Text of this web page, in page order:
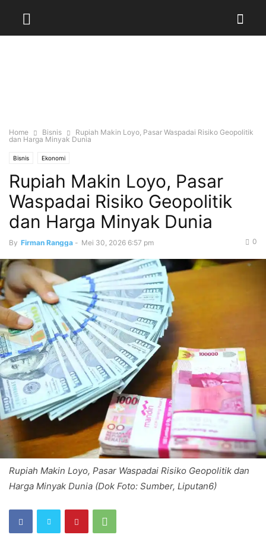
Home Bisnis
Rupiah Makin Loyo, Pasar Waspadai Risiko Geopolitik
dan Harga Minyak Dunia
Bisnis Ekonomi
Rupiah Makin Loyo, Pasar
Waspadai Risiko Geopolitik
dan Harga Minyak Dunia
By Firman Rangga - Mei 30, 2026 6:57 pm 0
Rupiah Makin Loyo, Pasar Waspadai Risiko Geopolitik dan
Harga Minyak Dunia (Dok Foto: Sumber, Liputan6)